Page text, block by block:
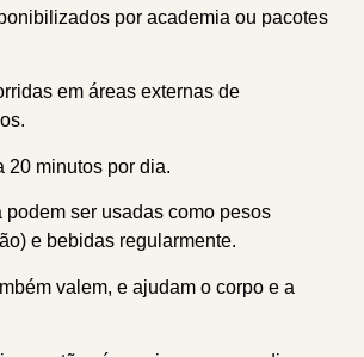
por academia ou pacotes
em áreas externas de
20 minutos por dia.
podem ser usadas como pesos
e bebidas regularmente.
valem, e ajudam o corpo e a